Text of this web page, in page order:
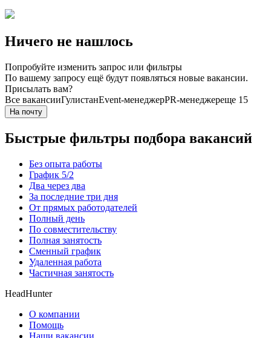
Ничего не нашлось
Попробуйте изменить запрос или фильтры
По вашему запросу ещё будут появляться новые вакансии.
Присылать вам?
Все вакансииГулистанEvent-менеджерPR-менеджереще 15
На почту
Быстрые фильтры подбора вакансий
Без опыта работы
График 5/2
Два через два
За последние три дня
От прямых работодателей
Полный день
По совместительству
Полная занятость
Сменный график
Удаленная работа
Частичная занятость
HeadHunter
О компании
Помощь
Наши вакансии